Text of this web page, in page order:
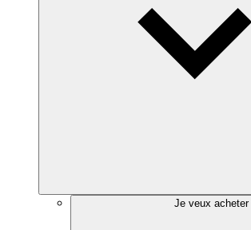
Je veux acheter